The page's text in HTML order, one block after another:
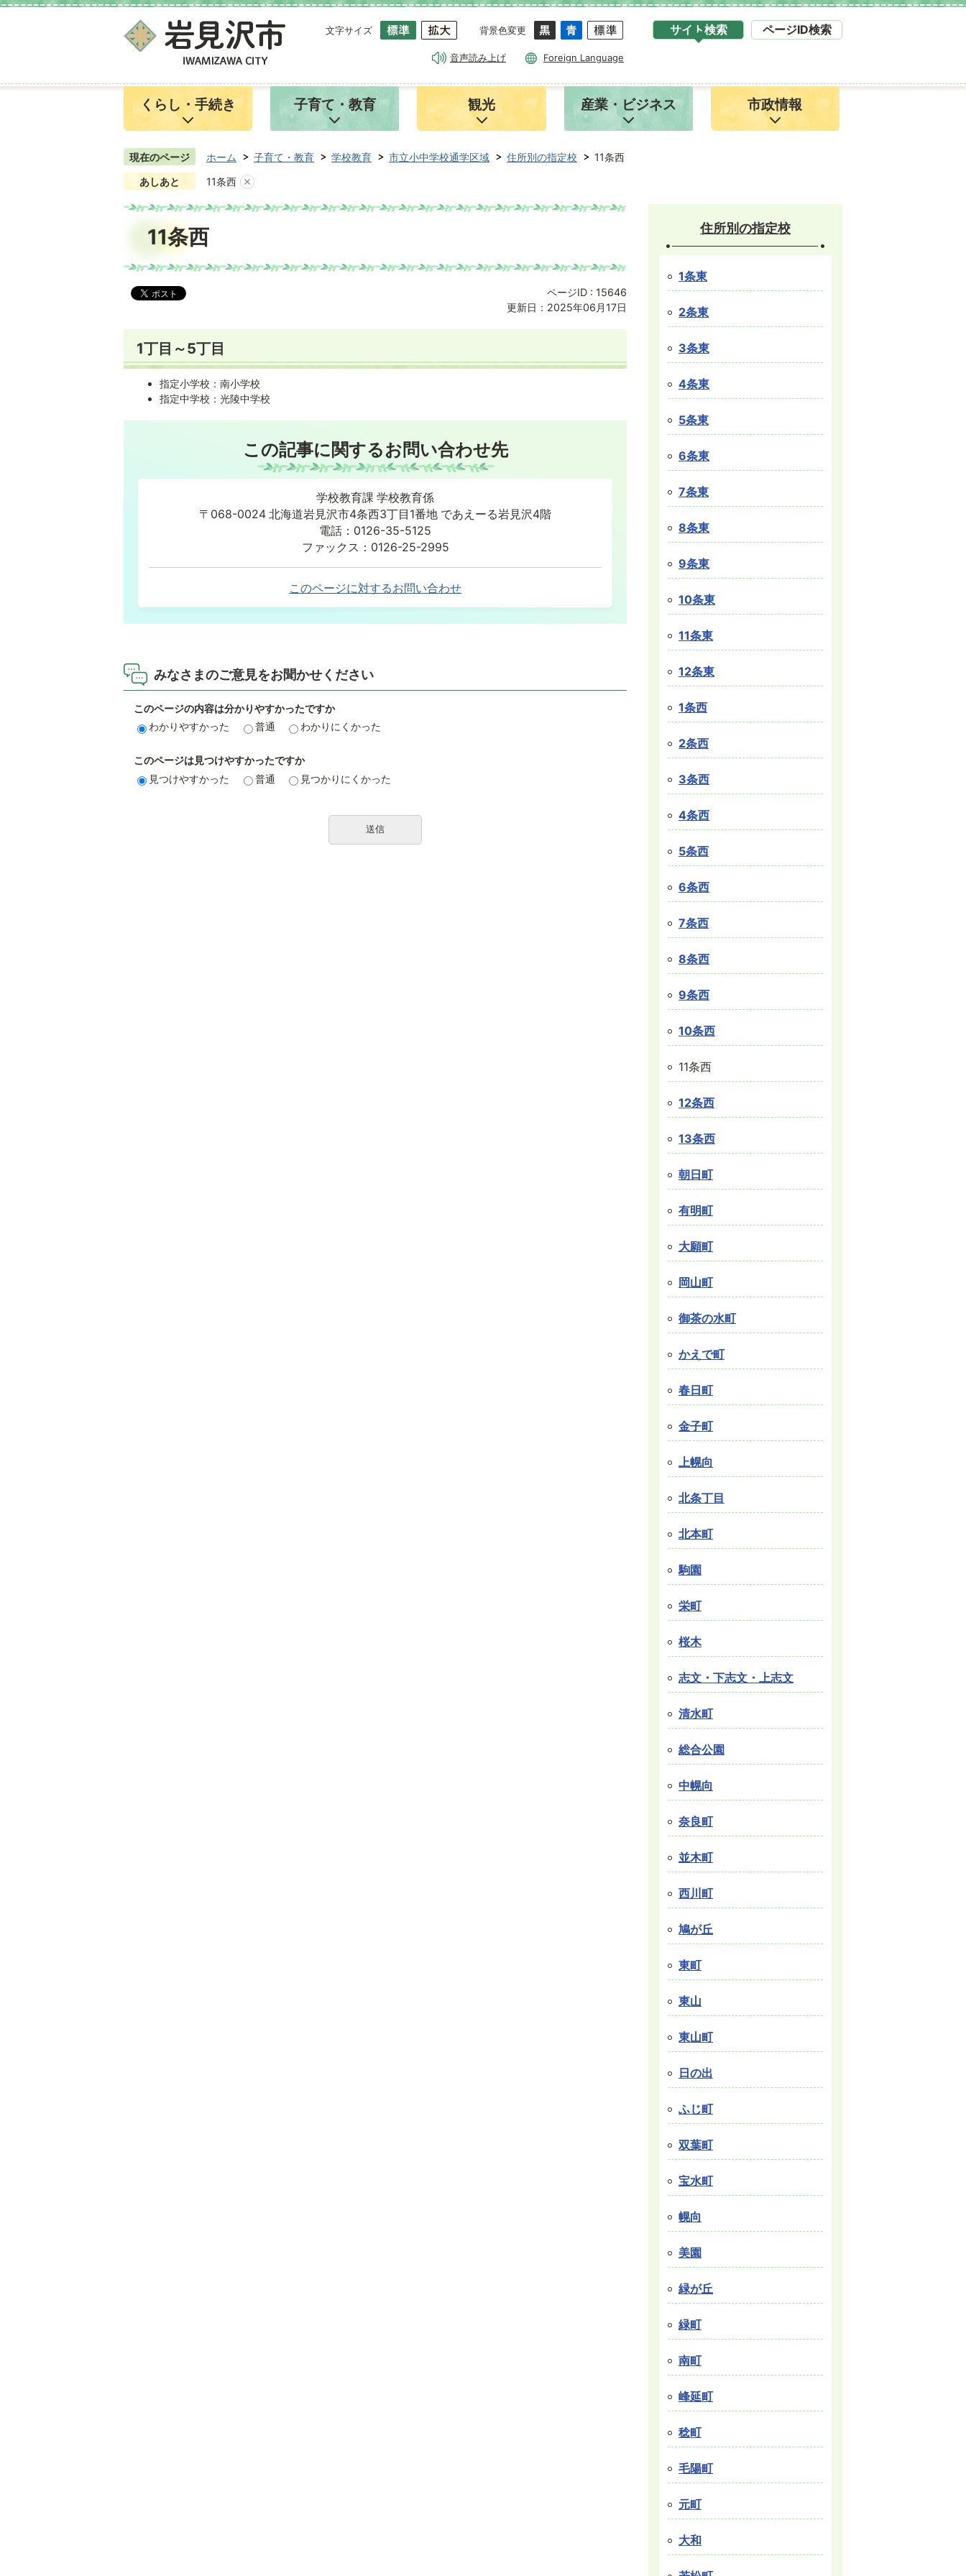
文字サイズ 背景色変更
音声読み上げ Foreign Language
サイト検索 ページID検索
ト
索
くらし・手続き 子育て・教育 観光 産業・ビジネス 市政情報
現在のページ ホーム 子育て・教育 学校教育 市立小中学校通学区域 住所別の指定校
11条西
あしあと
11条西
11条西
ページID : 15646
更新日：2025年06月17日
1丁目～5丁目
指定小学校：南小学校
指定中学校：光陵中学校
この記事に関するお問い合わせ先
学校教育課 学校教育係
〒068-0024 北海道岩見沢市4条西3丁目1番地 であえーる岩見沢4階
電話：0126-35-5125
ファックス：0126-25-2995
このページに対するお問い合わせ
みなさまのご意見をお聞かせください
このページの内容は分かりやすかったですか
わかりやすかった
普通 わかりにくかった
このページは見つけやすかったですか
見つけやすかった
普通 見つかりにくかった
住所別の指定校
1条東
2条東
3条東
4条東
5条東
6条東
7条東
8条東
9条東
10条東
11条東
12条東
1条西
2条西
3条西
4条西
5条西
6条西
7条西
8条西
9条西
10条西
11条西
12条西
13条西
朝日町
有明町
大願町
岡山町
御茶の水町
かえで町
春日町
金子町
上幌向
北条丁目
北本町
駒園
栄町
桜木
志文・下志文・上志文
清水町
総合公園
中幌向
奈良町
並木町
西川町
鳩が丘
東町
東山
東山町
日の出
ふじ町
双葉町
宝水町
幌向
美園
緑が丘
緑町
南町
峰延町
稔町
毛陽町
元町
大和